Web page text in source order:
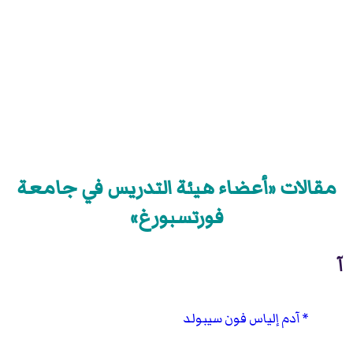
مقالات «أعضاء هيئة التدريس في جامعة
فورتسبورغ»
آ
آدم إلياس فون سيبولد